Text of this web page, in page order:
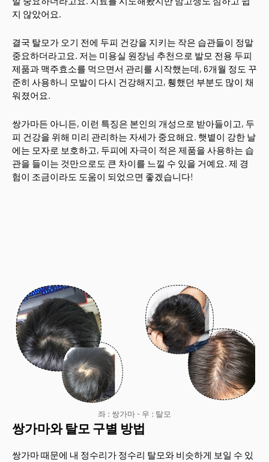
지 않았어요.
결국 탈모가 오기 전에 두피 건강을 지키는 작은 습관들이 정말
중요하더라고요. 저는 미용실 원장님 추천으로 발모 전용 두피
제품과 맥주효소를 먹으면서 관리를 시작했는데, 6개월 정도 꾸
준히 사용하니 모발이 다시 건강해지고, 휑했던 부분도 많이 채
워졌어요.
쌍가마든 아니든, 이런 특징은 본인의 개성으로 받아들이고, 두
피 건강을 위해 미리 관리하는 자세가 중요해요. 햇볕이 강한 날
에는 모자로 보호하고, 두피에 자극이 적은 제품을 사용하는 습
관을 들이는 것만으로도 큰 차이를 느낄 수 있을 거예요. 제 경
험이 조금이라도 도움이 되었으면 좋겠습니다!
좌 : 쌍가마 - 우 : 탈모
쌍가마와 탈모 구별 방법
쌍가마 때문에 내 정수리가 정수리 탈모와 비슷하게 보일 수 있